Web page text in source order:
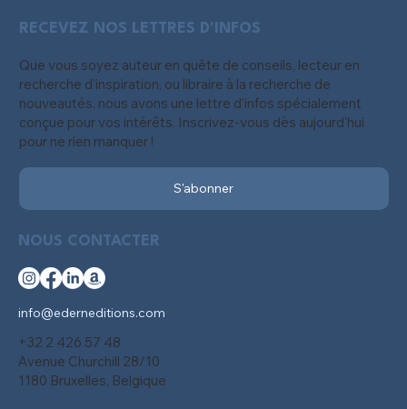
NOUS CONTACTER
info@ederneditions.com
+32 2 426 57 48
Avenue Churchill 28/10
1180 Bruxelles, Belgique
RECEVEZ NOS LETTRES D'INFOS
Que vous soyez auteur en quête de conseils, lecteur en
recherche d'inspiration, ou libraire à la recherche de
nouveautés, nous avons une lettre d'infos spécialement
conçue pour vos intérêts. Inscrivez-vous dès aujourd'hui
pour ne rien manquer !
S'abonner